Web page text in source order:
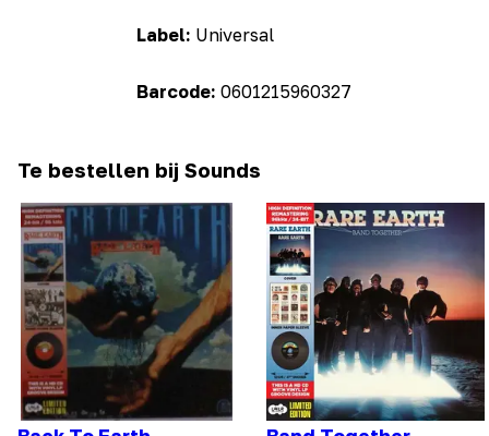
Label: Universal
Barcode: 0601215960327
Te bestellen bij Sounds